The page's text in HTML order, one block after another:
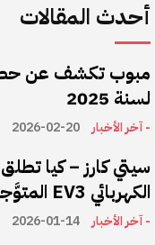
أحدث المقالات
مبوب تكشف عن
لسنة 2025
- آخر الأخبار 2026-02-20
سيتي كارز – كيا
الكهربائي EV3 المتوَّجة بلقب سيارة العام عالميًا
- آخر الأخبار 2026-01-14